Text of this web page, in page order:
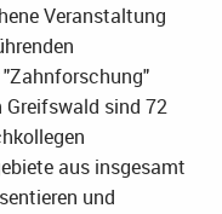
Veranstaltung
Greifswald sind 72
aus insgesamt
und